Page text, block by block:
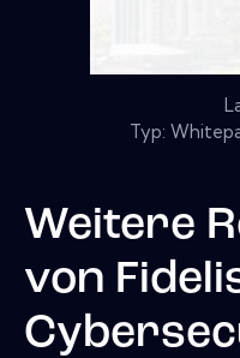
Typ:
Weitere
von